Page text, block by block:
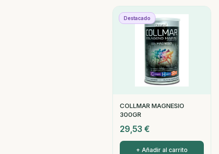
Destacado
COLLMAR MAGNESIO
300GR
29,53 €
+ Añadir al carrito